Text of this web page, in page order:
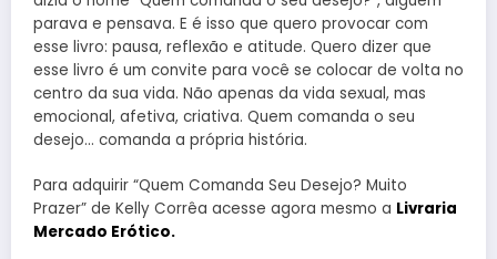
parava e pensava. E é isso que quero provocar com
esse livro: pausa, reflexão e atitude. Quero dizer que
esse livro é um convite para você se colocar de volta no
centro da sua vida. Não apenas da vida sexual, mas
emocional, afetiva, criativa. Quem comanda o seu
desejo… comanda a própria história.
Para adquirir “Quem Comanda Seu Desejo? Muito
Prazer” de Kelly Corrêa acesse agora mesmo a Livraria
Mercado Erótico.